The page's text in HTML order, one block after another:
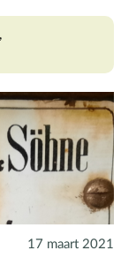
17 maart 2021